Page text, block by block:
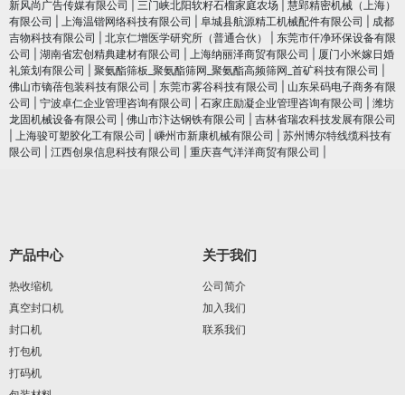
新风尚广告传媒有限公司
三门峡北阳软籽石榴家庭农场
慧郢精密机械（上海）
有限公司
上海温锴网络科技有限公司 阜城县航源精工机械配件有限公司
成都
吉物科技有限公司
北京仁增医学研究所（普通合伙）
东莞市仟净环保设备有限
公司
湖南省宏创精典建材有限公司 上海纳丽泽商贸有限公司
厦门小米嫁日婚
礼策划有限公司
聚氨酯筛板_聚氨酯筛网_聚氨酯高频筛网_首矿科技有限公司
佛山市镝蓓包装科技有限公司
东莞市雾谷科技有限公司
山东呆码电子商务有限
公司
宁波卓仁企业管理咨询有限公司 石家庄励凝企业管理咨询有限公司
潍坊
龙固机械设备有限公司
佛山市汴达钢铁有限公司
吉林省瑞农科技发展有限公司
上海骏可塑胶化工有限公司 嵊州市新康机械有限公司
苏州博尔特线缆科技有
限公司
江西创泉信息科技有限公司 重庆喜气洋洋商贸有限公司
产品中心
热收缩机
真空封口机
封口机
打包机
打码机
关于我们
公司简介
加入我们
联系我们